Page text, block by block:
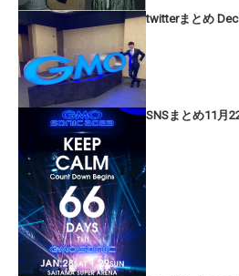
twitterまとめ
SNSまとめ11月